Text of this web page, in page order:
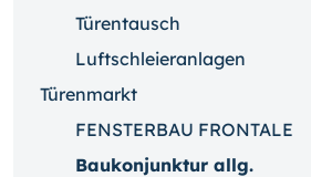
Türentausch
Luftschleieranlagen
Türenmarkt
FENSTERBAU FRONTALE
Baukonjunktur allg.